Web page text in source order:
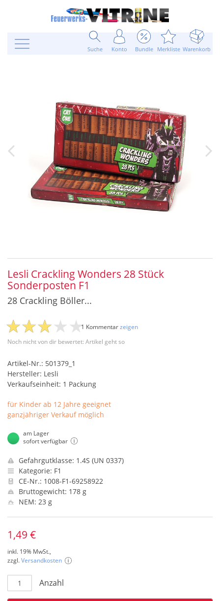
Suche Konto Bundle Merkliste Warenkorb
Lesli Crackling Wonders 28 Stück
Sonderposten F1
28 Crackling Böller...
Noch nicht von dir bewertet: Artikel geht so
1 Kommentarzeigen
Artikel-Nr.: 501379_1
Hersteller: Lesli
Verkaufseinheit: 1 Packung
für Kinder ab 12 Jahre geeignet
ganzjähriger Verkauf möglich
am Lager
sofort verfügbar
Gefahrgutklasse: 1.4S (UN 0337)
Kategorie: F1
CE-Nr.: 1008-F1-69258922
Bruttogewicht: 178 g
NEM: 23 g
1,49 €
inkl. 19% MwSt.,
zzgl.Versandkosten
Anzahl